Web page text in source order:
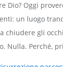
Dio? Oggi
un luogo
chiudere gli
Nulla. Perché,